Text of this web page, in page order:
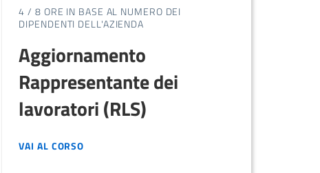
4 / 8 ORE IN BASE AL NUMERO DEI
DIPENDENTI DELL'AZIENDA
Aggiornamento
Rappresentante dei
lavoratori (RLS)
VAI AL CORSO